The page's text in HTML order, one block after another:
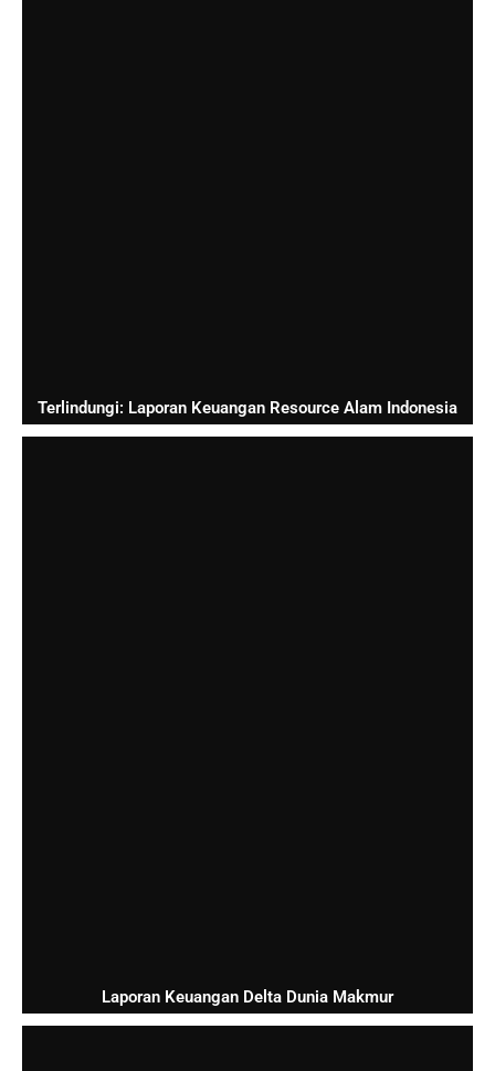
Terlindungi: Laporan Keuangan Resource Alam Indonesia
Laporan Keuangan Delta Dunia Makmur